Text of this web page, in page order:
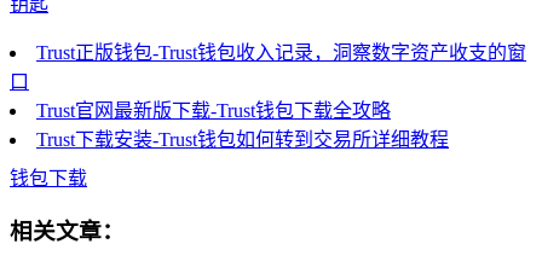
Trust正版钱包-Trust钱包收入记录，洞察数字资产收支的窗
口
Trust官网最新版下载-Trust钱包下载全攻略
Trust下载安装-Trust钱包如何转到交易所详细教程
钱包下载
相关文章：